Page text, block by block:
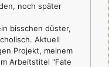
noch später
bisschen düster,
Aktuell
Projekt, meinem
Arbeitstitel "Fate